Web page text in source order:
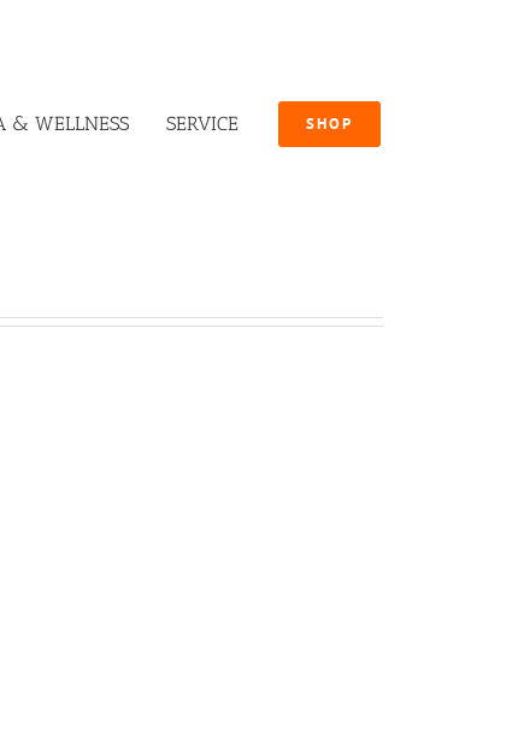
& WELLNESS SERVICE SHOP